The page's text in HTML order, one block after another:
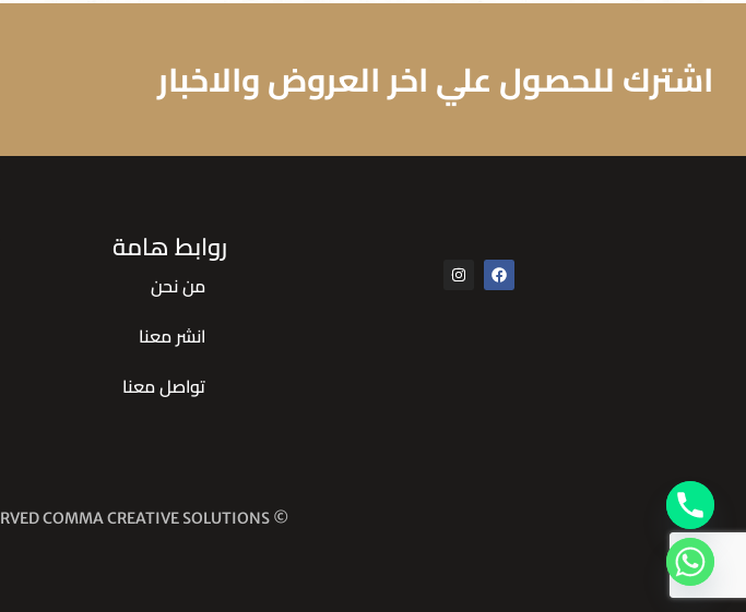
اشترك للحصول علي اخر العروض والاخبار
روابط هامة
من نحن
انشر معنا
تواصل معنا
© COPYRIGHT 2024 ALL RIGHTS RESERVED COMMA CREATIVE SOLUTIONS